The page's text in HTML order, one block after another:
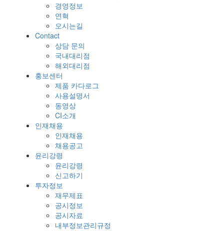
경영정보
연혁
오시는길
Contact
상담 문의
국내대리점
해외대리점
홍보센터
제품 카다로그
사용설명서
동영상
CI소개
인재채용
인재채용
채용공고
윤리강령
윤리강령
신고하기
투자정보
재무제표
공시정보
공시자료
내부정보관리규정